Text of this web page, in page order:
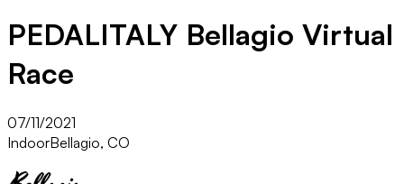
PEDALITALY Bellagio Virtual
Race
07/11/2021
IndoorBellagio, CO